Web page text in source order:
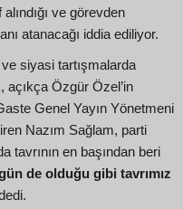
alındığı ve görevden
atanacağı iddia ediliyor.
siyasi tartışmalarda
açıkça Özgür Özel’in
Genel Yayın Yönetmeni
Nazım Sağlam, parti
tavrının en başından beri
de olduğu gibi tavrımız